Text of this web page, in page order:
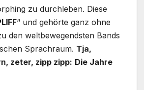
zu durchleben. Diese
“ und gehörte ganz ohne
den weltbewegendsten Bands
Sprachraum. Tja,
zeter, zipp zipp: Die Jahre